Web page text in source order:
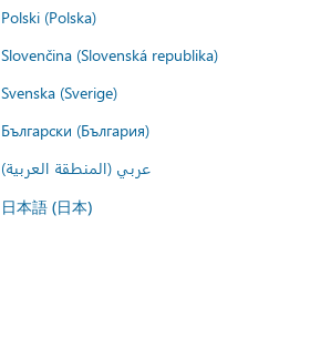
Polski (Polska)
Slovenčina (Slovenská republika)
Svenska (Sverige)
Български (България)
عربي (المنطقة العربية)
日本語 (日本)